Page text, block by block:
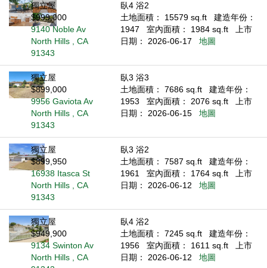
獨立屋
$999,000
9140 Noble Av
North Hills , CA
91343
臥4 浴2
土地面積： 15579 sq.ft
建造年份：
1947
室內面積： 1984 sq.ft
上市
日期： 2026-06-17
地圖
獨立屋
$899,000
9956 Gaviota Av
North Hills , CA
91343
臥3 浴3
土地面積： 7686 sq.ft
建造年份：
1953
室內面積： 2076 sq.ft
上市
日期： 2026-06-15
地圖
獨立屋
$899,950
16938 Itasca St
North Hills , CA
91343
臥3 浴2
土地面積： 7587 sq.ft
建造年份：
1961
室內面積： 1764 sq.ft
上市
日期： 2026-06-12
地圖
獨立屋
$949,900
9134 Swinton Av
North Hills , CA
臥4 浴2
土地面積： 7245 sq.ft
建造年份：
1956
室內面積： 1611 sq.ft
上市
日期： 2026-06-12
地圖